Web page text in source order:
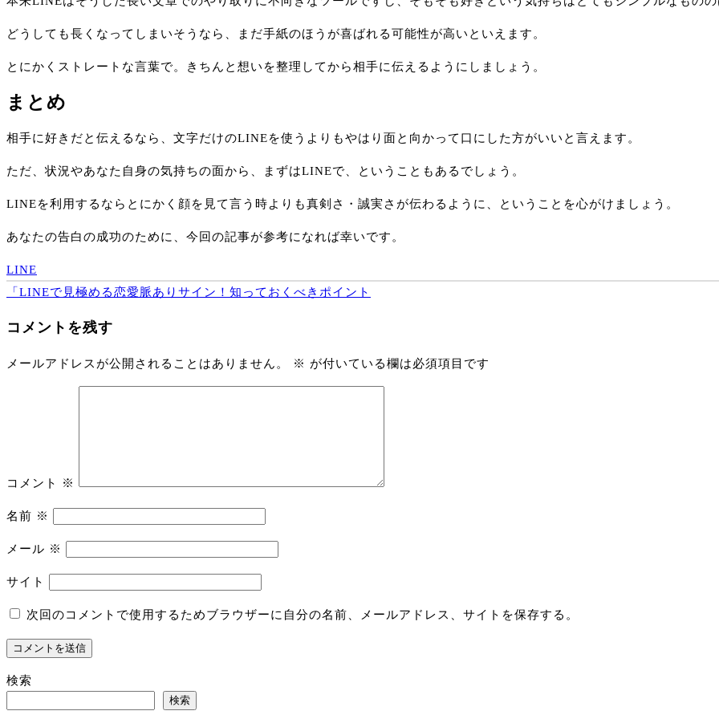
どうしても長くなってしまいそうなら、まだ手紙のほうが喜ばれる可能性が高いといえます。
とにかくストレートな言葉で。きちんと想いを整理してから相手に伝えるようにしましょう。
まとめ
相手に好きだと伝えるなら、文字だけのLINEを使うよりもやはり面と向かって口にした方がいいと言えます。
ただ、状況やあなた自身の気持ちの面から、まずはLINEで、ということもあるでしょう。
LINEを利用するならとにかく顔を見て言う時よりも真剣さ・誠実さが伝わるように、ということを心がけましょう。
あなたの告白の成功のために、今回の記事が参考になれば幸いです。
LINE
投
ナ
ビ
ゲ
「LINEで見極める恋愛脈ありサイン！知っておくべきポイント
コメントを残す
メールアドレスが公開されることはありません。 ※ が付いている欄は必須項目です
コメント ※
名前 ※
メール ※
サイト
次回のコメントで使用するためブラウザーに自分の名前、メールアドレス、サイトを保存する。
検索
検索